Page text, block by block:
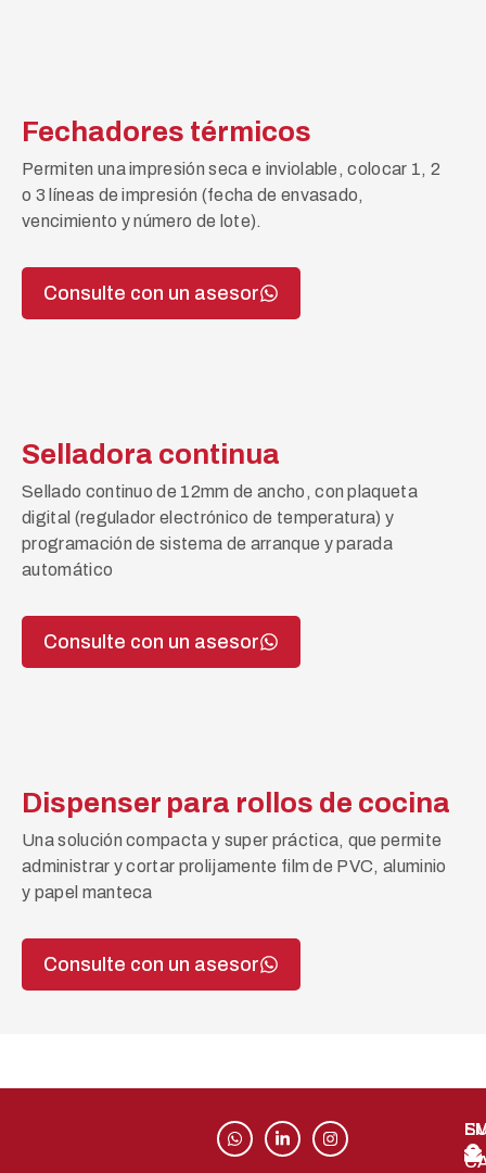
Fechadores térmicos
Permiten una impresión seca e inviolable, colocar 1, 2
o 3 líneas de impresión (fecha de envasado,
vencimiento y número de lote).
Consulte con un asesor
Selladora continua
Sellado continuo de 12mm de ancho, con plaqueta
digital (regulador electrónico de temperatura) y
programación de sistema de arranque y parada
automático
Consulte con un asesor
Dispenser para rollos de cocina
Una solución compacta y super práctica, que permite
administrar y cortar prolijamente film de PVC, aluminio
y papel manteca
Consulte con un asesor